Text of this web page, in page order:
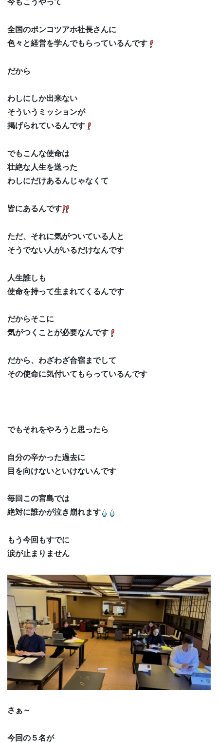
今もこうやって
全国のポンコツアホ社長さんに
色々と経営を学んでもらっているんです
だから
わしにしか出来ない
そういうミッションが
掲げられているんです
でもこんな使命は
壮絶な人生を送った
わしにだけあるんじゃなくて
皆にあるんです
ただ、それに気がついている人と
そうでない人がいるだけなんです
人生誰しも
使命を持って生まれてくるんです
だからそこに
気がつくことが必要なんです
だから、わざわざ合宿までして
その使命に気付いてもらっているんです
でもそれをやろうと思ったら
自分の辛かった過去に
目を向けないといけないんです
毎回この宮島では
絶対に誰かが泣き崩れます
もう今回もすでに
涙が止まりません
さぁ～
今回の５名が